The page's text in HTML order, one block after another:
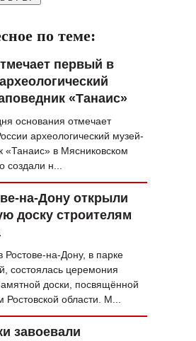
ТАМ И ТУТ
СТИЛЬ ЖИЗНИ
ХАЙП
КУЛЬТ ЕДЫ
АФИША
ЖУРНАЛ
по теме:
первый в
«Танаис»
основания отмечает
археологический музей-
«Танаис» в Мясниковском
создали н...
на-Дону открыли
доску строителям
Ростове-на-Дону, в парке
состоялась церемония
доски, посвящённой
Ростовской области. М...
завоевали